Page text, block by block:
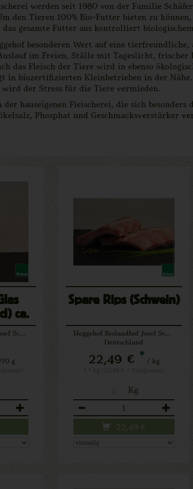
werden seit 1980 von der Familie
den Tieren 100% Bio-Futter bieten zu
gesamte Futter aus kontrolliert
besonderen Wert auf eine
im Freien, Ställe mit Tageslicht, frischer
das Fleisch der Tiere wird in ebenso
in biozertifizierten Kleinbetrieben in der
wird der Stress für die Tiere vermieden.
hauseigenen Fleischerei, die sich besonders
Phosphat und Geschmacksverstärker
ca.
Heggehof Biolandhof Josef Schäfers Lichtenau
g
Spare Rips (Schwein)
Heggehof Biolandhof Josef Schäfers Lichtenau
Deutschland
22,49 € * / kg
Kg
22,49 €